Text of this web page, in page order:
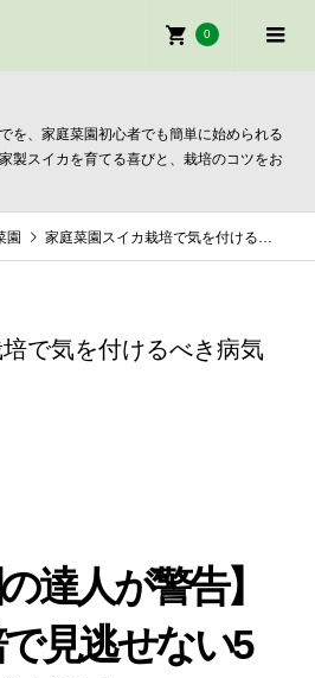
0
を、家庭菜園初心者でも簡単に始められる
製スイカを育てる喜びと、栽培のコツをお
園 家庭菜園スイカ栽培で気を付けるべき病気について
で気を付けるべき病気
達人が警告】
見逃せない5